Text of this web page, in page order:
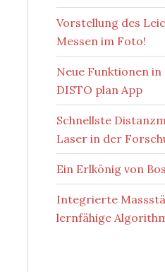
Vorstellung des
Messen im Foto!
Neue Funktionen
DISTO plan App
Schnellste
Laser in der
Ein Erlkönig von
Integrierte
lernfähige